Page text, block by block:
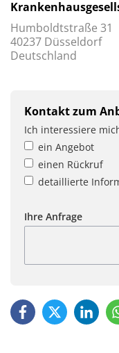
Humboldtstraße 31
40237 Düsseldorf
Deutschland
Kontakt zum
Ich interessiere
ein Angebot
einen Rückruf
detaillierte
Ihre Anfrage